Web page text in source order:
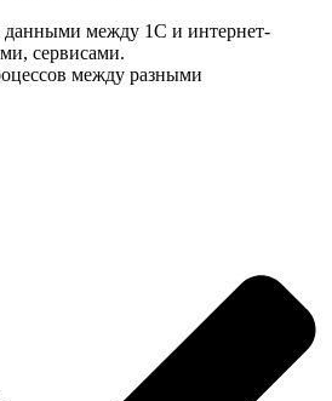
данными между 1С и интернет-
сервисами.
между разными